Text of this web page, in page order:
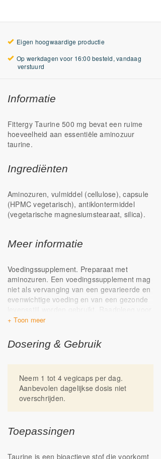
Eigen hoogwaardige productie
Op werkdagen voor 16:00 besteld, vandaag
verstuurd
Informatie
Fittergy Taurine 500 mg bevat een ruime
hoeveelheid aan essentiële aminozuur
taurine.
Ingrediënten
Aminozuren, vulmiddel (cellulose), capsule
(HPMC vegetarisch), antiklontermiddel
(vegetarische magnesiumstearaat, silica).
Meer informatie
Voedingssupplement. Preparaat met
aminozuren. Een voedingssupplement mag
niet als vervanging van een gevarieerde en
evenwichtige voeding en van een gezonde
levensstijl worden gebruikt. Raadpleeg voor
gebruik een arts in geval van
medicijngebruik. Koel, droog, donker en
buiten het bereik van kinderen bewaren.
Dosering & Gebruik
Neem 1 tot 4 vegicaps per dag.
Aanbevolen dagelijkse dosis niet
overschrijden.
Toepassingen
Taurine is een bioactieve stof die voorkomt